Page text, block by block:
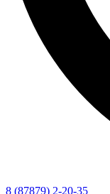
8 (87879) 2-20-35